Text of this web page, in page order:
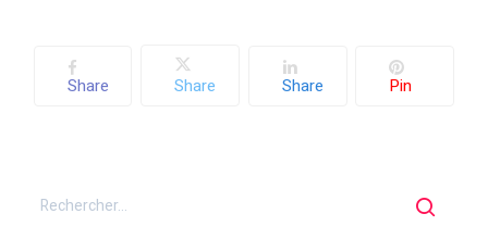
Share Share Share Pin